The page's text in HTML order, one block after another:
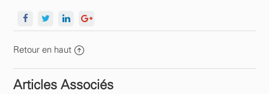
Retour en haut
Articles Associés